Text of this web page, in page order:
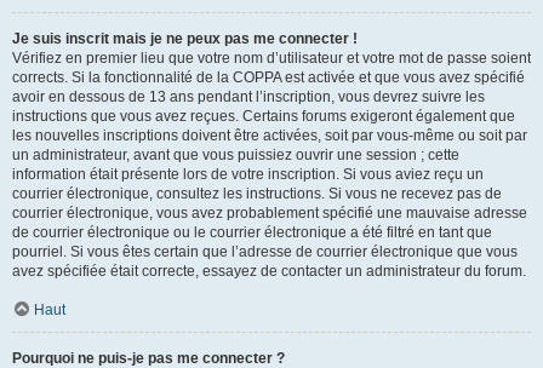
Je suis inscrit mais je ne peux pas me connecter !
Vérifiez en premier lieu que votre nom d’utilisateur et votre mot de passe soient
corrects. Si la fonctionnalité de la COPPA est activée et que vous avez spécifié
avoir en dessous de 13 ans pendant l’inscription, vous devrez suivre les
instructions que vous avez reçues. Certains forums exigeront également que
les nouvelles inscriptions doivent être activées, soit par vous-même ou soit par
un administrateur, avant que vous puissiez ouvrir une session ; cette
information était présente lors de votre inscription. Si vous aviez reçu un
courrier électronique, consultez les instructions. Si vous ne recevez pas de
courrier électronique, vous avez probablement spécifié une mauvaise adresse
de courrier électronique ou le courrier électronique a été filtré en tant que
pourriel. Si vous êtes certain que l’adresse de courrier électronique que vous
avez spécifiée était correcte, essayez de contacter un administrateur du forum.
Haut
Pourquoi ne puis-je pas me connecter ?